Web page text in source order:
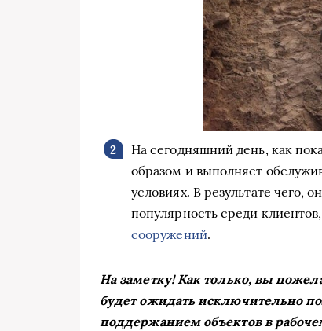
На сегодняшний день, как
образом и выполняет
условиях. В результате чего,
популярность среди
сооружений.
На заметку! Как только, вы
будет ожидать исключительно
поддержанием объектов в